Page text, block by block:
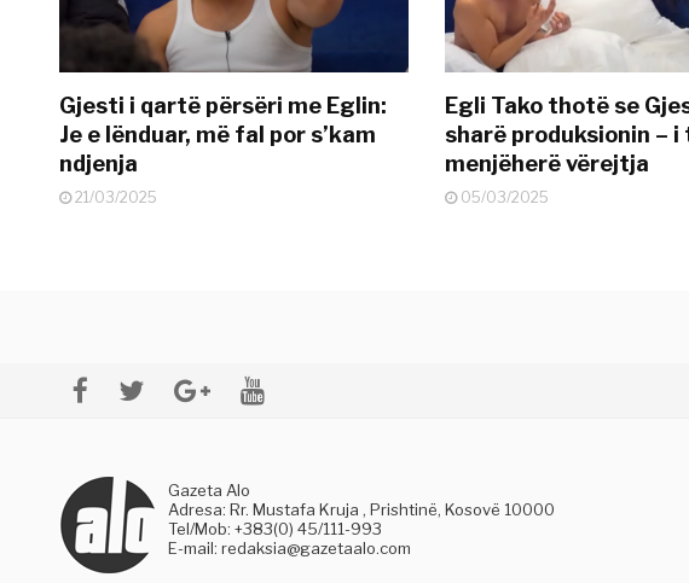
Gjesti i qartë përsëri me Eglin:
Je e lënduar, më fal por s’kam
ndjenja
21/03/2025
Egli Tako thotë se
sharë produksionin –
menjëherë vërejtja
05/03/2025
Gazeta Alo
Adresa: Rr. Mustafa Kruja , Prishtinë, Kosovë 10000
Tel/Mob: +383(0) 45/111-993
E-mail: redaksia@gazetaalo.com